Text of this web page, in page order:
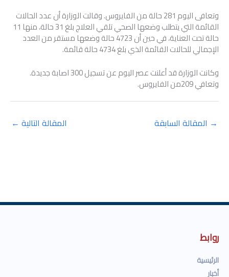
وتعافى اليوم 281 حالة من الفايروس. وقالت الوزارة أن عدد الحالات
القائمة التي يتطلب وضعها الصحي تلقي العلاج بلغ 31 حالة، منها 11
حالة تحت العناية، في حين أن 4723 حالة وضعها مستقر من العدد
الإجمالي للحالات القائمة الذي بلغ 4734 حالة قائمة.
وكانت الوزارة قد أعلنت عصر اليوم عن تسجيل 300 اصابة جديدة.
وتعافي 209من الفايروس.
→ المقالة السابقة المقالة التالية ←
روابط
الرئيسية
أخبار